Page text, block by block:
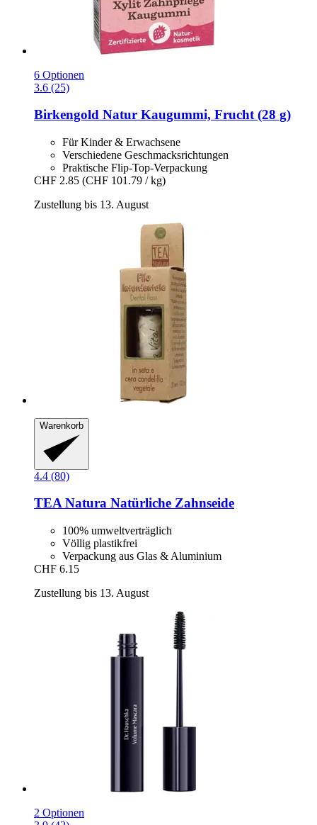
6 Optionen
3.6 (25)
Birkengold Natur Kaugummi, Frucht (28 g)
Für Kinder & Erwachsene
Verschiedene Geschmacksrichtungen
Praktische Flip-Top-Verpackung
CHF 2.85 (CHF 101.79 / kg)
Zustellung bis 13. August
Warenkorb
4.4 (80)
TEA Natura Natürliche Zahnseide
100% umweltverträglich
Völlig plastikfrei
Verpackung aus Glas & Aluminium
CHF 6.15
Zustellung bis 13. August
2 Optionen